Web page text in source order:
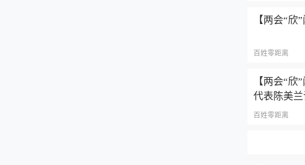
【两会“欣
百姓零距离
【两会“欣”
代表陈美
百姓零距离